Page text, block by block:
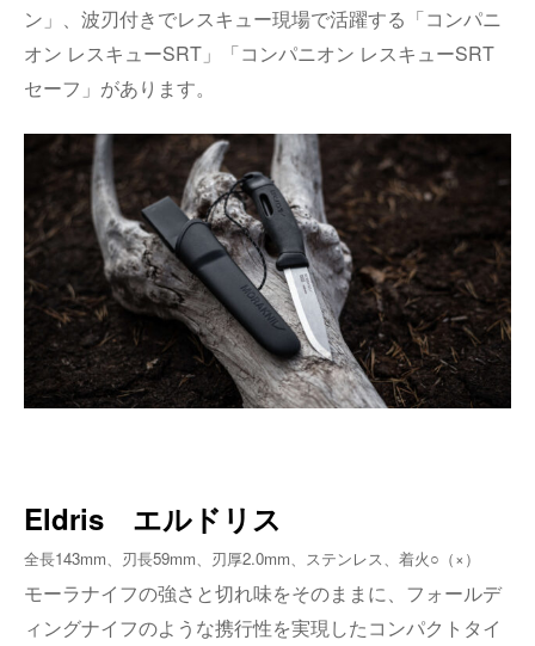
ン」、波刃付きでレスキュー現場で活躍する「コンパニ
オン レスキューSRT 」「コンパニオン レスキューSRT
セーフ」があります。
Eldris エルドリス
全長143mm、刃長59mm、刃厚2.0mm、ステンレス、着火○（×）
モーラナイフの強さと切れ味をそのままに、フォールデ
ィングナイフのような携行性を実現したコンパクトタイ